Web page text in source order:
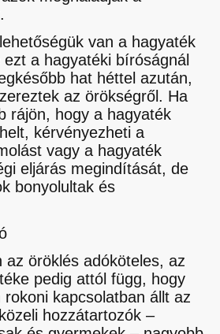
van a hagyaték
ezt a hagyatéki bíróságnál
hat héttel azután,
az örökségről. Ha
rájön, hogy a hagyaték
kérvényezheti a
vagy a hagyaték
eljárás megindítását, de
bonyolultak és
az öröklés adóköteles, az
pedig attól függ, hogy
kapcsolatban állt az
hozzátartozók –